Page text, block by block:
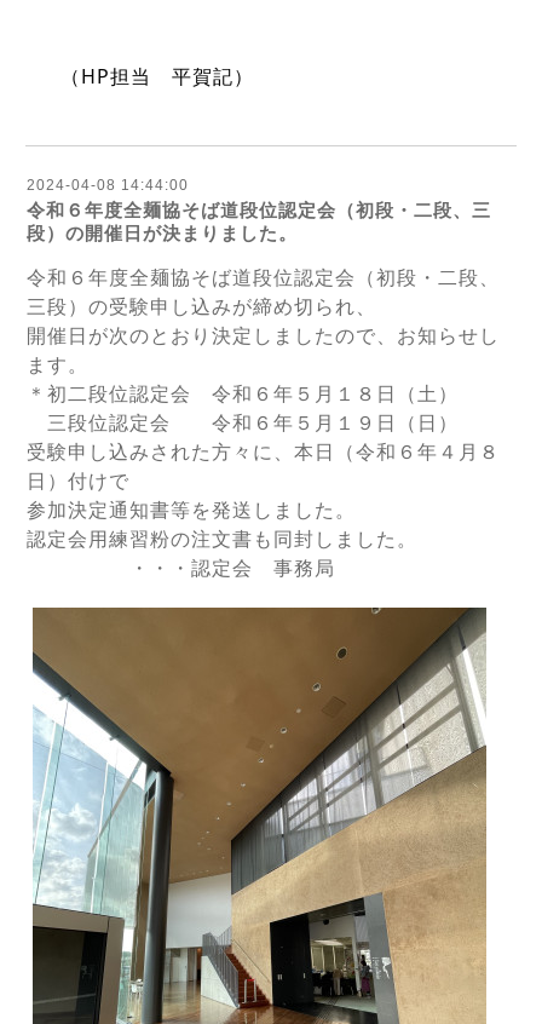
（HP担当　平賀記）
2024-04-08 14:44:00
令和６年度全麺協そば道段位認定会（初段・二段、三
段）の開催日が決まりました。
令和６年度全麺協そば道段位認定会（初段・二段、
三段）の受験申し込みが締め切られ、
開催日が次のとおり決定しましたので、お知らせし
ます。
＊初二段位認定会 令和６年５月１８日（土）
三段位認定会 令和６年５月１９日（日）
受験申し込みされた方々に、本日（令和６年４月８
日）付けで
参加決定通知書等を発送しました。
認定会用練習粉の注文書も同封しました。
・・・認定会 事務局